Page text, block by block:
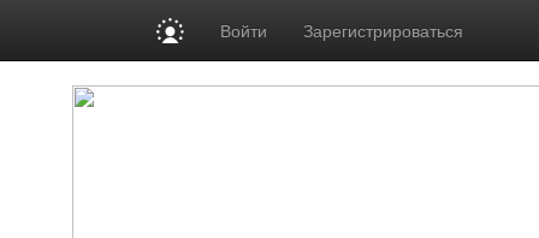
Войти Зарегистрироваться